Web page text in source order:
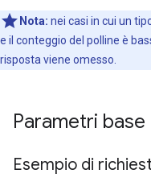
Nota: nei casi in cui un
e il conteggio del polline è
risposta viene omesso.
Parametri base
Esempio di